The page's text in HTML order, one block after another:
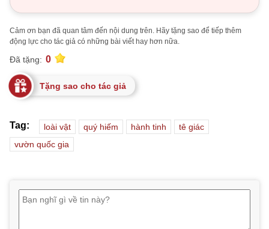
Cảm ơn bạn đã quan tâm đến nội dung trên. Hãy tặng sao để tiếp thêm
động lực cho tác giả có những bài viết hay hơn nữa.
Đã tặng: 0
Tặng sao cho tác giả
Tag: loài vật quý hiếm hành tinh
tê giác
vườn quốc gia